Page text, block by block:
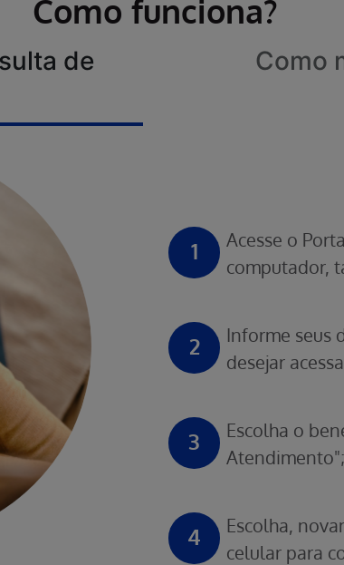
Como funciona?
de
Como
1
Acesse o
computador,
2
Informe seus
desejar
3
Escolha o
Atendimento";
4
Escolha,
celular para